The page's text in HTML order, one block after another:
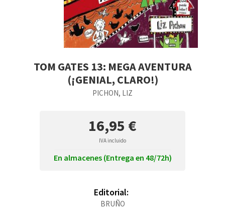
TOM GATES 13: MEGA AVENTURA
(¡GENIAL, CLARO!)
PICHON, LIZ
16,95 €
IVA incluido
En almacenes (Entrega en 48/72h)
Editorial:
BRUÑO